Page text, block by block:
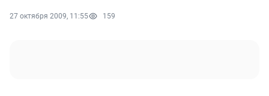
27 октября 2009, 11:55 159